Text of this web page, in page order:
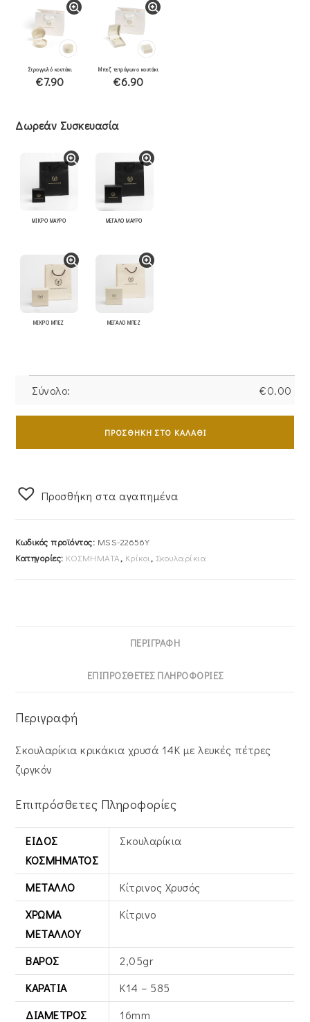
Στρογγυλό κουτάκι
€7.90
Μπεζ τετράγωνο κουτάκι
€6.90
Δωρεάν Συσκευασία
ΜΙΚΡΟ ΜΑΥΡΟ ΜΕΓΑΛΟ ΜΑΥΡΟ
ΜΙΚΡΟ ΜΠΕΖ ΜΕΓΑΛΟ ΜΠΕΖ
Σύνολο: €0.00
Χρυσά
Λευκές
ΠΡΟΣΘΉΚΗ ΣΤΟ ΚΑΛΆΘΙ
Προσθήκη στα αγαπημένα
Κωδικός προϊόντος: MSS-22656Y
Κατηγορίες: ΚΟΣΜΗΜΑΤΑ, Κρίκοι , Σκουλαρίκια
ΠΕΡΙΓΡΑΦΉ
ΕΠΙΠΡΌΣΘΕΤΕΣ ΠΛΗΡΟΦΟΡΊΕΣ
Περιγραφή
Σκουλαρίκια κρικάκια χρυσά 14Κ με λευκές πέτρες
ζιργκόν
Επιπρόσθετες Πληροφορίες
ΕΊΔΟΣ
ΚΟΣΜΉΜΑΤΟΣ
Σκουλαρίκια
ΜΈΤΑΛΛΟ
Κίτρινος Xρυσός
ΧΡΏΜΑ
ΜΕΤΆΛΛΟΥ
Κίτρινο
ΒΆΡΟΣ
2,05gr
ΚΑΡΆΤΙΑ
Κ14 – 585
ΔΙΆΜΕΤΡΟΣ
16mm